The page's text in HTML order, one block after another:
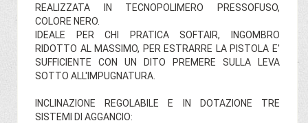
REALIZZATA IN TECNOPOLIMERO PRESSOFUSO,
COLORE NERO.
IDEALE PER CHI PRATICA SOFTAIR, INGOMBRO
RIDOTTO AL MASSIMO, PER ESTRARRE LA PISTOLA E'
SUFFICIENTE CON UN DITO PREMERE SULLA LEVA
SOTTO ALL'IMPUGNATURA.
INCLINAZIONE REGOLABILE E IN DOTAZIONE TRE
SISTEMI DI AGGANCIO: